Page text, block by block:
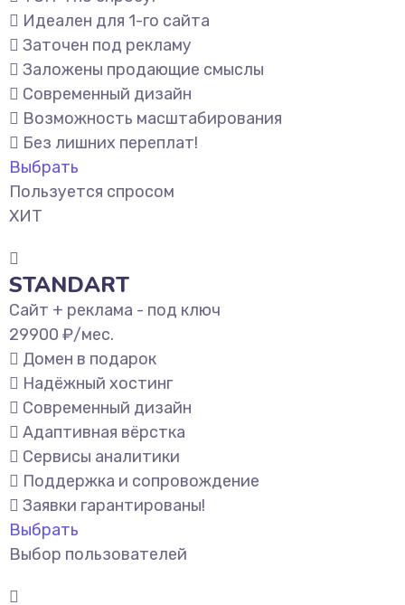
Идеален для 1-го сайта
Заточен под рекламу
Заложены продающие смыслы
Современный дизайн
Возможность масштабирования
Без лишних переплат!
Выбрать
Пользуется спросом
ХИТ
STANDART
Сайт + реклама - под ключ
29900 ₽/мес.
Домен в подарок
Надёжный хостинг
Современный дизайн
Адаптивная вёрстка
Сервисы аналитики
Поддержка и сопровождение
Заявки гарантированы!
Выбрать
Выбор пользователей